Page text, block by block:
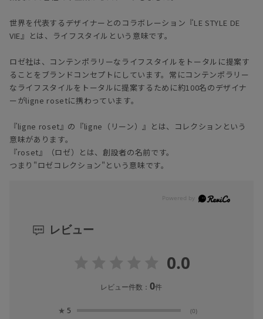
世界を代表するデザイナーとのコラボレーション『LE STYLE DE
VIE』とは、ライフスタイルという意味です。
ロゼ社は、コンテンポラリーなライフスタイルをトータルに提案す
ることをブランドコンセプトにしています。常にコンテンポラリー
なライフスタイルをトータルに提案するために約100名のデザイナ
ーがligne rosetに携わっています。
『ligne roset』の『ligne（リーン）』とは、コレクションという
意味があります。
『roset』（ロゼ）とは、創設者の名前です。
つまり"ロゼコレクション"という意味です。
レビュー
0.0
レビュー件数：0件
★ 5 (0)